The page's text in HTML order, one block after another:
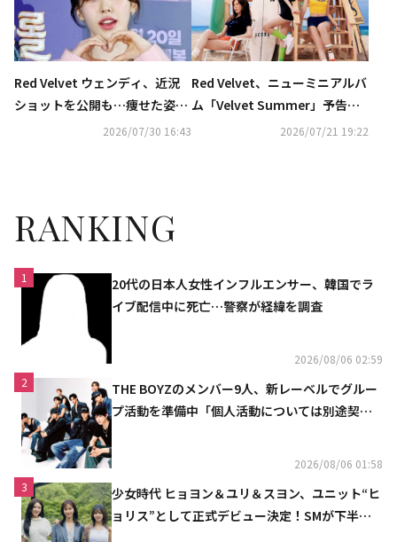
Red Velvet ウェンディ、近況
ショットを公開も…痩せた姿に
ファンから心配の声2026/07/30 16:43
Red Velvet、ニューミニアルバ
ム「Velvet Summer」予告イ
2026/07/21 19:22
RANKING
1
20代の日本人女性インフルエンサー、韓国でラ
イブ配信中に死亡…警察が経緯を調査
2026/08/06 02:59
2
THE BOYZのメンバー9人、新レーベルでグルー
プ活動を準備中「個人活動については別途契約
2026/08/06 01:58
3
少女時代 ヒョヨン＆ユリ＆スヨン、ユニット“ヒ
ョリス”として正式デビュー決定！SMが下半期